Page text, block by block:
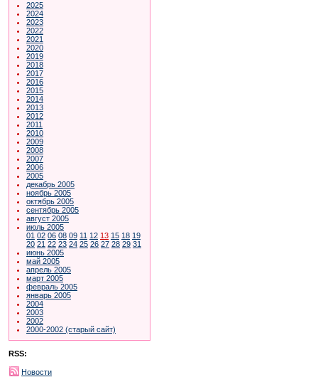
2025
2024
2023
2022
2021
2020
2019
2018
2017
2016
2015
2014
2013
2012
2011
2010
2009
2008
2007
2006
2005
декабрь 2005
ноябрь 2005
октябрь 2005
сентябрь 2005
август 2005
июль 2005
01 02 06 08 09 11 12 13 15 18 19
20 21 22 23 24 25 26 27 28 29 31
июнь 2005
май 2005
апрель 2005
март 2005
февраль 2005
январь 2005
2004
2003
2002
2000-2002 (старый сайт)
RSS:
Новости